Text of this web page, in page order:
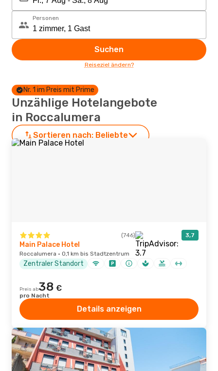
Personen
Suchen
Reiseziel ändern?
Nr. 1 im Preis mit Prime
Unzählige Hotelangebote
in Roccalumera
Sortieren nach: Beliebte
(746) 3,7
Main Palace Hotel
Roccalumera · 0,1 km bis Stadtzentrum
Zentraler Standort
Preis ab38 €
pro Nacht
Details anzeigen